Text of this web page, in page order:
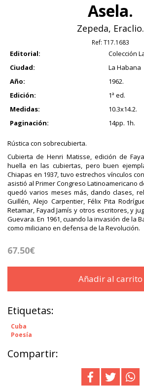
Asela.
Zepeda, Eraclio.
Ref: T17.1683
Editorial:
Colección
Ciudad:
La Habana
Año:
1962.
Edición:
1ª ed.
Medidas:
10.3x14.2.
Paginación:
14pp. 1h.
Rústica con sobrecubierta.
Cubierta de Henri Matisse, edición de
huella en las cubiertas, pero buen
Chiapas en 1937, tuvo estrechos vínculos
asistió al Primer Congreso Latinoamericano
quedó varios meses más, dando clases,
Guillén, Alejo Carpentier, Félix Pita
Retamar, Fayad Jamís y otros escritores, y
Guevara. En 1961, cuando la invasión de la
como miliciano en defensa de la Revolución.
67.50€
Añadir al carrito
Etiquetas:
Cuba
Poesía
Compartir: